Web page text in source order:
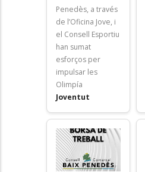
Penedès, a través
de l’Oficina Jove, i
el Consell Esportiu
han sumat
esforços per
impulsar les
Olimpía
Joventut